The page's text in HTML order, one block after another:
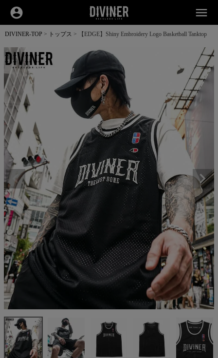
account_circle menu
DIVINER-TOP トップス 【EDGE】Shiny Embroidery Logo Basketball Tanktop